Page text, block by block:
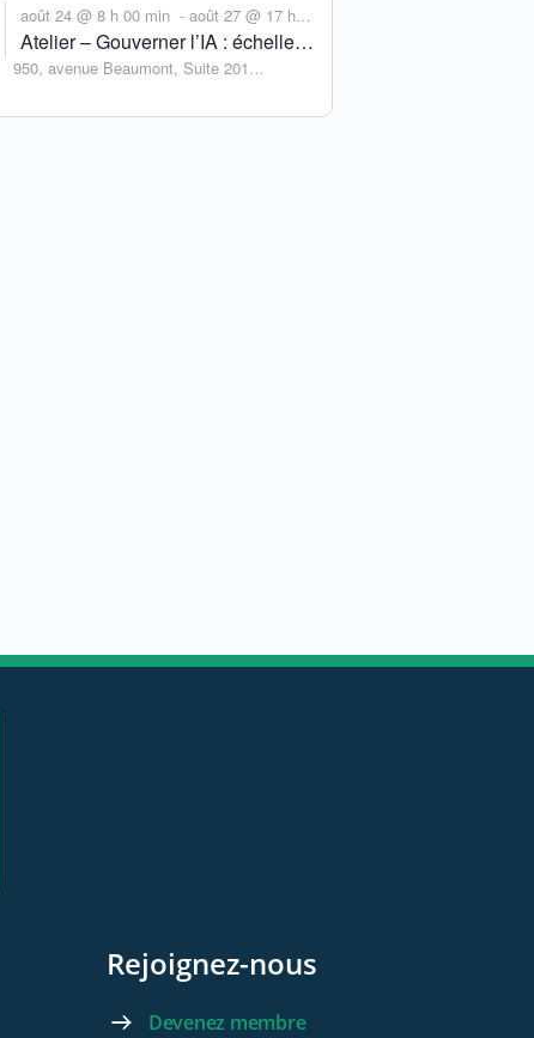
août 24 @ 8 h 00 min - août 27 @ 17 h
00 min
Atelier – Gouverner l’IA : échelles,
espaces et approches
950, avenue Beaumont, Suite 201
Rejoignez-nous
Devenez membre